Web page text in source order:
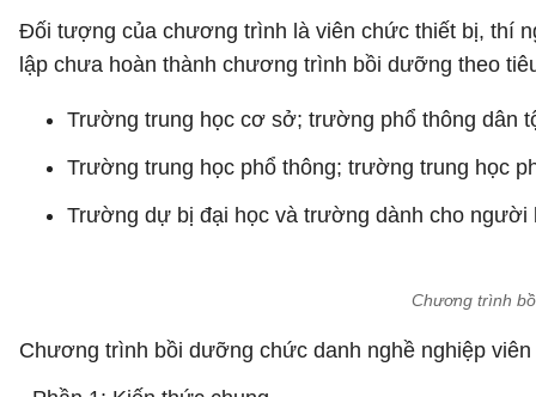
Đối tượng của chương trình là viên chức thiết bị, thí
lập chưa hoàn thành chương trình bồi dưỡng theo
Trường trung học cơ sở; trường phổ thông dân
Trường trung học phổ thông; trường trung học
Trường dự bị đại học và trường dành cho
Chương trình
Chương trình bồi dưỡng chức danh nghề nghiệp